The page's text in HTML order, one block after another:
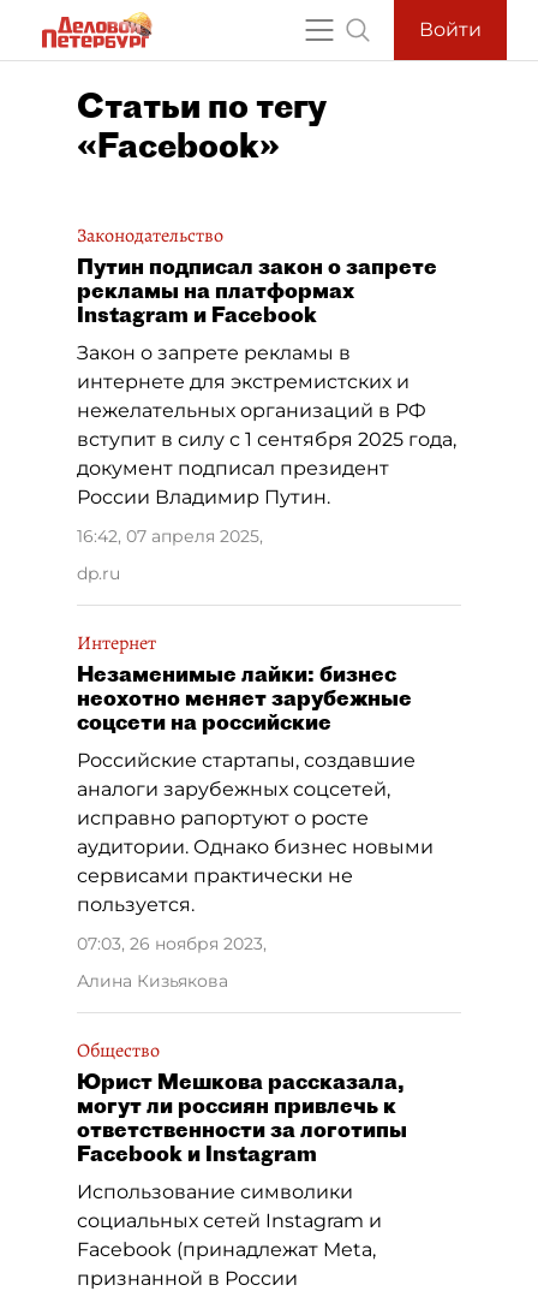
Войти
Статьи по тегу
«Facebook»
Законодательство
Путин подписал закон о запрете
рекламы на платформах
Instagram и Facebook
Закон о запрете рекламы в
интернете для экстремистских и
нежелательных организаций в РФ
вступит в силу с 1 сентября 2025 года,
документ подписал президент
России Владимир Путин.
16:42, 07 апреля 2025,
dp.ru
Интернет
Незаменимые лайки: бизнес
неохотно меняет зарубежные
соцсети на российские
Российские стартапы, создавшие
аналоги зарубежных соцсетей,
исправно рапортуют о росте
аудитории. Однако бизнес новыми
сервисами практически не
пользуется.
07:03, 26 ноября 2023,
Алина Кизьякова
Общество
Юрист Мешкова рассказала,
могут ли россиян привлечь к
ответственности за логотипы
Facebook и Instagram
Использование символики
социальных сетей Instagram и
Facebook (принадлежат Meta,
признанной в России